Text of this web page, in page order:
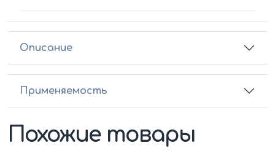
Описание
Применяемость
Похожие товары